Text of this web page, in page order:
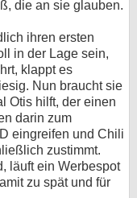
die an sie glauben.
ihren ersten
in der Lage sein,
klappt es
Nun braucht sie
Otis hilft, der einen
darin zum
eingreifen und Chili
zustimmt.
läuft ein Werbespot
zu spät und für